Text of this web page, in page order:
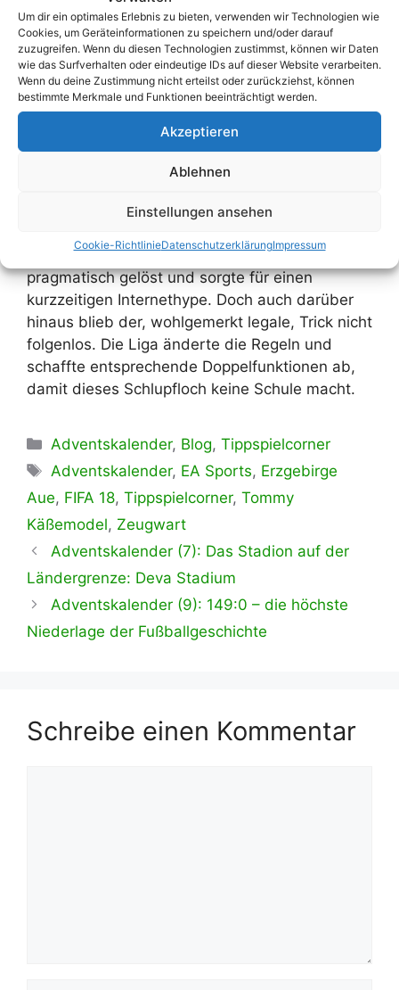
Um dir ein optimales Erlebnis zu bieten, verwenden wir Technologien wie
Cookies, um Geräteinformationen zu speichern und/oder darauf
zuzugreifen. Wenn du diesen Technologien zustimmst, können wir Daten
wie das Surfverhalten oder eindeutige IDs auf dieser Website verarbeiten.
Wenn du deine Zustimmung nicht erteilst oder zurückziehst, können
bestimmte Merkmale und Funktionen beeinträchtigt werden.
Akzeptieren
Ablehnen
Einstellungen ansehen
Cookie-RichtlinieDatenschutzerklärungImpressum
eigentlichen Rolle als Zeugwart und seinem
Status im Spiel machte ihn unter Fans zur
Kultfigur. Viele Spieler suchten gezielt nach ihm,
stellten ihn in Karrieremodi auf oder erzählten
seine Geschichte in sozialen Medien.
Folgen von Aues Trick
genial. Ein großes Problem wurde einfach und
pragmatisch gelöst und sorgte für einen
kurzzeitigen Internethype. Doch auch darüber
hinaus blieb der, wohlgemerkt legale, Trick nicht
folgenlos. Die Liga änderte die Regeln und
schaffte entsprechende Doppelfunktionen ab,
damit dieses Schlupfloch keine Schule macht.
Kategorien
Adventskalender, Blog,Tippspielcorner
Schlagwörter
Adventskalender, EA Sports, Erzgebirge
Aue, FIFA 18, Tippspielcorner, Tommy
Käßemodel, Zeugwart
Adventskalender (7): Das Stadion auf der
Ländergrenze: Deva Stadium
Adventskalender (9): 149:0 – die höchste
Niederlage der Fußballgeschichte
Schreibe einen Kommentar